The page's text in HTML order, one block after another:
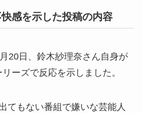
感を示した投稿の内容
20日、鈴木紗理奈さん自身が
ーズで反応を示しました。
てもない番組で嫌いな芸能人